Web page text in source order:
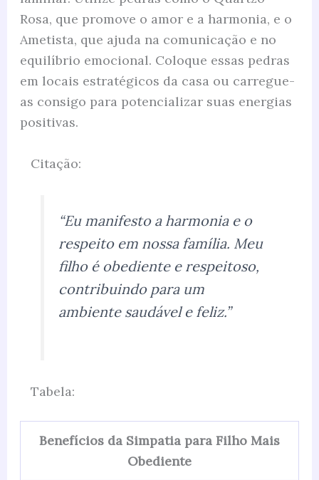
Rosa, que promove o amor e a harmonia, e o
Ametista, que ajuda na comunicação e no
equilíbrio emocional. Coloque essas pedras
em locais estratégicos da casa ou carregue-
as consigo para potencializar suas energias
positivas.
Citação:
“Eu manifesto a harmonia e o
respeito em nossa família. Meu
filho é obediente e respeitoso,
contribuindo para um
ambiente saudável e feliz.”
Tabela:
Benefícios da Simpatia para Filho Mais
Obediente